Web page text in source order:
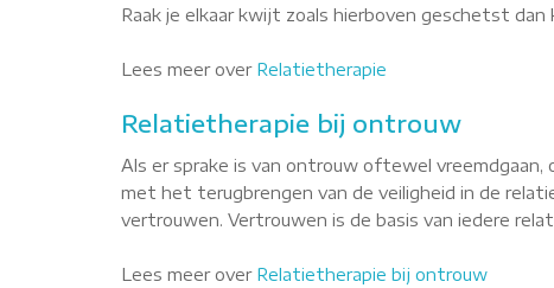
Raak je elkaar kwijt zoals hierboven geschetst
Lees meer over Relatietherapie
Relatietherapie bij ontrouw
Als er sprake is van ontrouw oftewel
met het terugbrengen van de veiligheid in de
vertrouwen. Vertrouwen is de basis van iedere
Lees meer over Relatietherapie bij ontrouw